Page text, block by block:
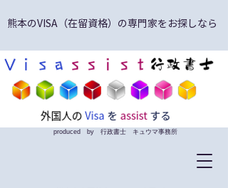
熊本のVISA（在留資格）の専門家をお探しなら
produced by 行政書士 キュウマ事務所